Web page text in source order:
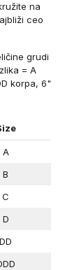
na
ceo
grudi
= A
korpa, 6"
A
B
C
D
DD